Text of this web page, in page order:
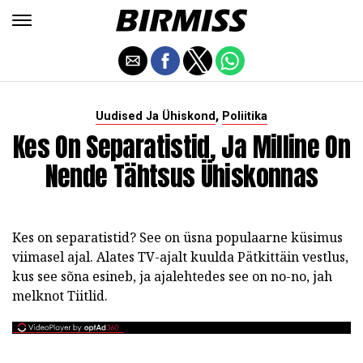
Uudised Ja Ühiskond, Poliitika
Kes On Separatistid, Ja Milline On
Nende Tähtsus Ühiskonnas
Kes on separatistid? See on üsna populaarne küsimus
viimasel ajal. Alates TV-ajalt kuulda Pätkittäin vestlus,
kus see sõna esineb, ja ajalehtedes see on no-no, jah
melknot Tiitlid.